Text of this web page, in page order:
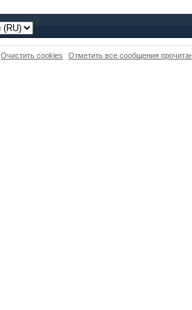
Очистить cookies Отметить все сообщения